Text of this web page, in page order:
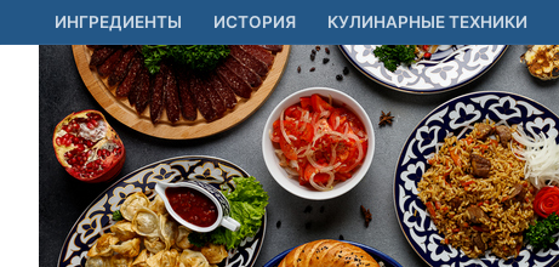
Перейти
к
содержимому
ИНГРЕДИЕНТЫ ИСТОРИЯ КУЛИНАРНЫЕ ТЕХНИКИ